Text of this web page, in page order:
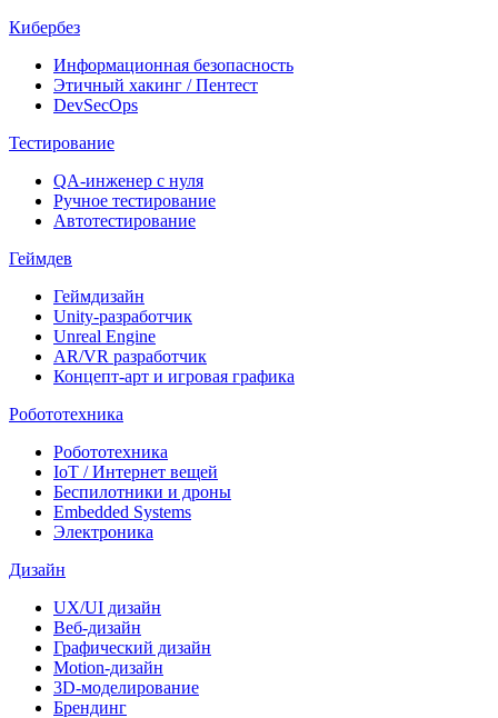
Кибербез
Информационная безопасность
Этичный хакинг / Пентест
DevSecOps
Тестирование
QA-инженер с нуля
Ручное тестирование
Автотестирование
Геймдев
Геймдизайн
Unity-разработчик
Unreal Engine
AR/VR разработчик
Концепт-арт и игровая графика
Робототехника
Робототехника
IoT / Интернет вещей
Беспилотники и дроны
Embedded Systems
Электроника
Дизайн
UX/UI дизайн
Веб-дизайн
Графический дизайн
Motion-дизайн
3D-моделирование
Брендинг